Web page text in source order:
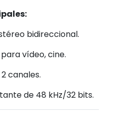
bidireccional.
vídeo, cine.
canales.
de 48 kHz/32 bits.